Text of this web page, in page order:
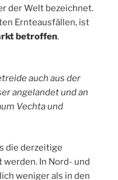
der Welt bezeichnet.
Ernteausfällen, ist
betroffen.
auch aus der
angelandet und an
Vechta und
die derzeitige
In Nord- und
weniger als in den